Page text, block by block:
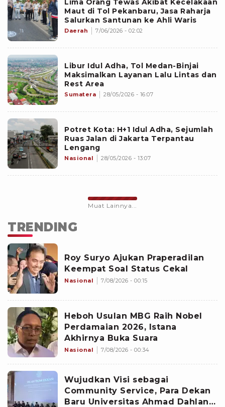
Lima Orang Tewas Akibat Kecelakaan
Maut di Tol Pekanbaru, Jasa Raharja
Salurkan Santunan ke Ahli Waris
Daerah 7/06/2026 - 02:02
Libur Idul Adha, Tol Medan-Binjai
Maksimalkan Layanan Lalu Lintas dan
Rest Area
Sumatera 28/05/2026 - 16:07
Potret Kota: H+1 Idul Adha, Sejumlah
Ruas Jalan di Jakarta Terpantau
Lengang
Nasional 28/05/2026 - 13:07
Muat Lainnya...
TRENDING
Roy Suryo Ajukan Praperadilan
Keempat Soal Status Cekal
Nasional 7/08/2026 - 00:15
Heboh Usulan MBG Raih Nobel
Perdamaian 2026, Istana
Akhirnya Buka Suara
Nasional 7/08/2026 - 00:34
Wujudkan Visi sebagai
Community Service, Para Dekan
Baru Universitas Ahmad Dahlan